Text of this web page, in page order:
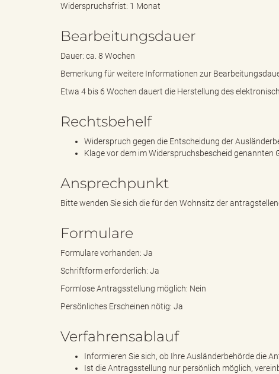
d
e
"
h
Widerspruchsfrist: 1 Monat
Bearbeitungsdauer
Dauer: ca. 8 Wochen
Bemerkung für weitere Informationen zur
Etwa 4 bis 6 Wochen dauert die Herstellung des
Rechtsbehelf
Widerspruch gegen die Entscheidung der
Klage vor dem im Widerspruchsbescheid
Ansprechpunkt
Bitte wenden Sie sich die für den Wohnsitz der
Formulare
Formulare vorhanden: Ja
Schriftform erforderlich: Ja
Formlose Antragsstellung möglich: Nein
Persönliches Erscheinen nötig: Ja
Verfahrensablauf
Informieren Sie sich, ob Ihre Ausländerbehörde die
Ist die Antragsstellung nur persönlich möglich,